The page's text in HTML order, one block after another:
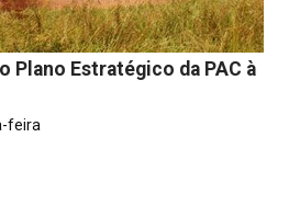
Plano Estratégico da PAC à
feira